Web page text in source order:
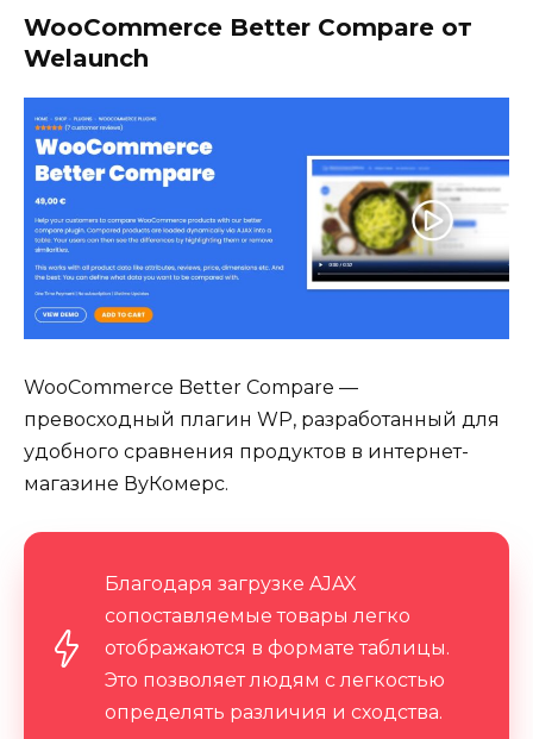
WooCommerce Better Compare от
Welaunch
WooCommerce Better Compare —
превосходный плагин WP, разработанный для
удобного сравнения продуктов в интернет-
магазине ВуКомерс.
Благодаря загрузке AJAX
сопоставляемые товары легко
отображаются в формате таблицы.
Это позволяет людям с легкостью
определять различия и сходства.